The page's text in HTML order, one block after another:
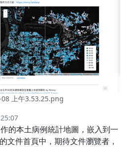
上午3.53.25.png
的本土病例統計地圖，嵌入到一
文件首頁中，期待文件瀏覽者，